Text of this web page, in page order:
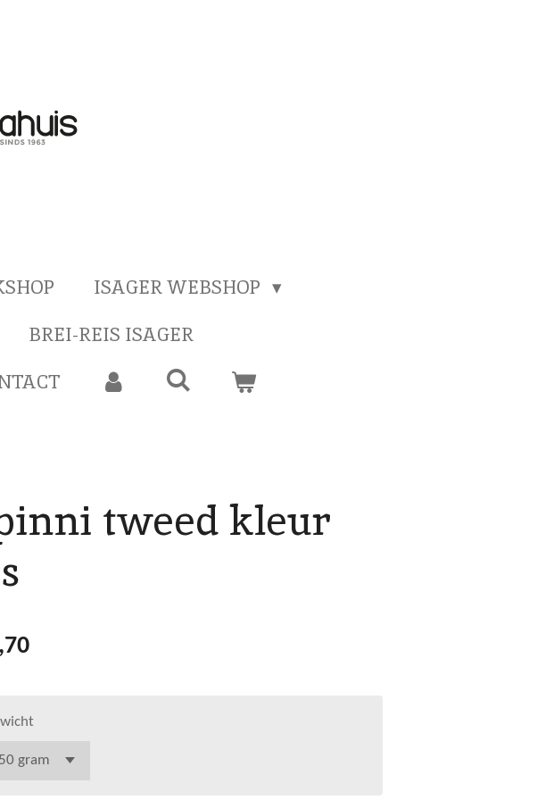
ISAGER WEBSHOP
BREI-REIS ISAGER
tweed kleur